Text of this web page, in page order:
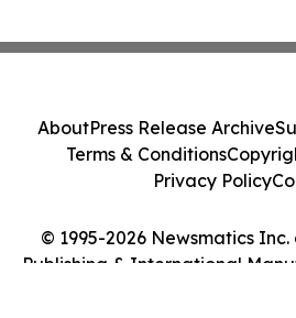
© 1995-2026 Newsmatics
Publishing & International
AboutPress Release Archive
Terms & Conditions
Privacy Policy